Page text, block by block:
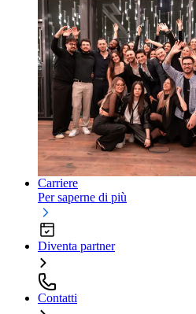
Carriere
Per saperne di più
Diventa partner
Contatti